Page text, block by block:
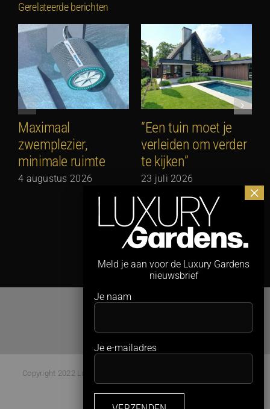
Gerelateerde berichten
Maximaal
zwemplezier,
minimale ruimte
4 augustus 2026
“Een tuin moet je
verleiden om verder
te kijken”
23 juli 2026
Copyright 2022 Luxury Gardens Magazine | All Rights Reserved |
Meld je aan voor de Luxury Gardens
nieuwsbrief
Je naam
Je e-mailadres